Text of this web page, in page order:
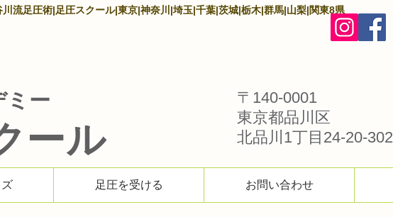
流足圧術|足圧スクール|東京|神奈川|埼玉|千葉|茨城|栃木|群馬|山梨|関東8県
ミー
ール
〒140-0001
東京都品川区
北品川1丁目24-20-302
足圧を受ける お問い合わせ